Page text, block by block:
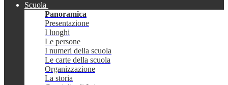
Scuola
Panoramica
Presentazione
I luoghi
Le persone
I numeri della scuola
Le carte della scuola
Organizzazione
La storia